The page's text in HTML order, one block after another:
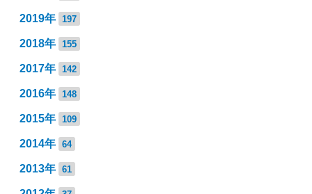
2019年 197
2018年 155
2017年 142
2016年 148
2015年 109
2014年 64
2013年 61